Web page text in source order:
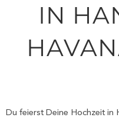
IN
Du feierst Deine Hochzeit in